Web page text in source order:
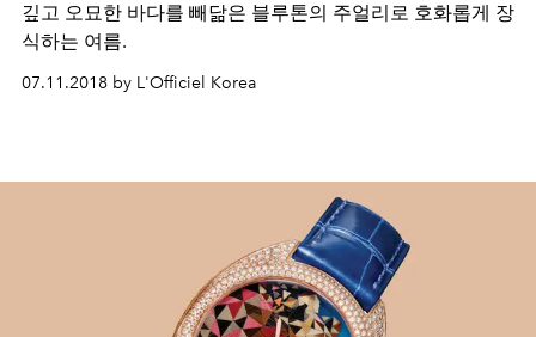
깊고 오묘한 바다를 빼닮은 블루톤의 주얼리로 호화롭게 장
식하는 여름.
07.11.2018 by L'Officiel Korea